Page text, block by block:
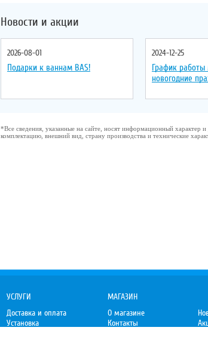
Новости и акции
2026-08-01
Подарки к ваннам BAS!
2024-12-25
График работы
новогодние
*Все сведения, указанные на сайте, носят информационный характер и
комплектацию, внешний вид, страну производства и технические
УСЛУГИ
Доставка и оплата
Установка
МАГАЗИН
О магазине
Контакты